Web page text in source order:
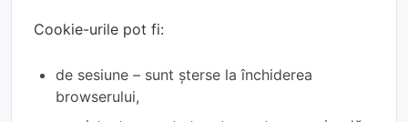
Cookie-urile pot fi:
de sesiune – sunt șterse la închiderea
browserului,